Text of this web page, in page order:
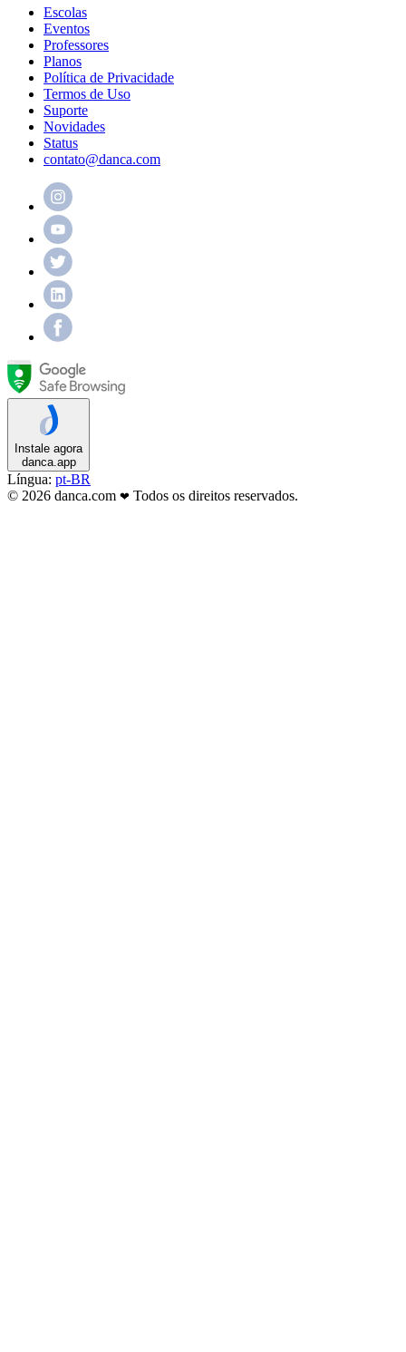
Escolas
Eventos
Professores
Planos
Política de Privacidade
Termos de Uso
Suporte
Novidades
Status
contato@danca.com
Instale agora
danca.app
Língua: pt-BR
© 2026 danca.com ❤ Todos os direitos reservados.